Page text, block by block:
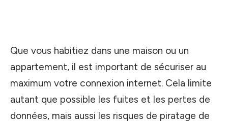
Que vous habitiez dans une maison ou un
appartement, il est important de sécuriser au
maximum votre connexion internet. Cela limite
autant que possible les fuites et les pertes de
données, mais aussi les risques de piratage de